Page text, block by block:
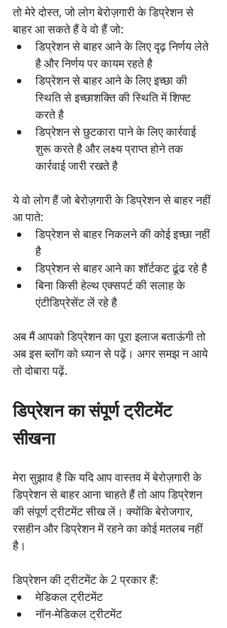
तो मेरे दोस्त, जो लोग बेरोज़गारी के डिप्रेशन से
बाहर आ सकते हैं वे वो हैं जो:
डिप्रेशन से बाहर आने के लिए दृढ़ निर्णय लेते
है और निर्णय पर कायम रहते है
डिप्रेशन से बाहर आने के लिए इच्छा की
स्थिति से इच्छाशक्ति की स्थिति में शिफ्ट
करते है
डिप्रेशन से छुटकारा पाने के लिए कार्रवाई
शुरू करते है और लक्ष्य प्राप्त होने तक
कार्रवाई जारी रखते है
ये वो लोग हैं जो बेरोज़गारी के डिप्रेशन से बाहर नहीं
आ पाते:
डिप्रेशन से बाहर निकलने की कोई इच्छा नहीं
है
डिप्रेशन से बाहर आने का शॉर्टकट ढूंढ रहे है
बिना किसी हेल्थ एक्सपर्ट की सलाह के
एंटीडिप्रेसेंट लें रहे है
अब मैं आपको डिप्रेशन का पूरा इलाज बताऊंगी तो
अब इस ब्लॉग को ध्यान से पढ़ें। अगर समझ न आये
तो दोबारा पढ़ें.
डिप्रेशन का संपूर्ण ट्रीटमेंट
सीखना
मेरा सुझाव है कि यदि आप वास्तव में बेरोज़गारी के
डिप्रेशन से बाहर आना चाहते हैं तो आप डिप्रेशन
की संपूर्ण ट्रीटमेंट सीख लें। क्योंकि बेरोजगार,
रसहीन और डिप्रेशन में रहने का कोई मतलब नहीं
है।
डिप्रेशन की ट्रीटमेंट के 2 प्रकार हैं:
मेडिकल ट्रीटमेंट
नॉन-मेडिकल ट्रीटमेंट